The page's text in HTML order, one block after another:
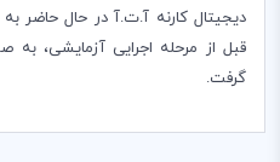
دیجیتال کارنه آ.ت.آ ‌در حال حاضر
قبل از مرحله اجرایی آزمایشی، به
گرفت.